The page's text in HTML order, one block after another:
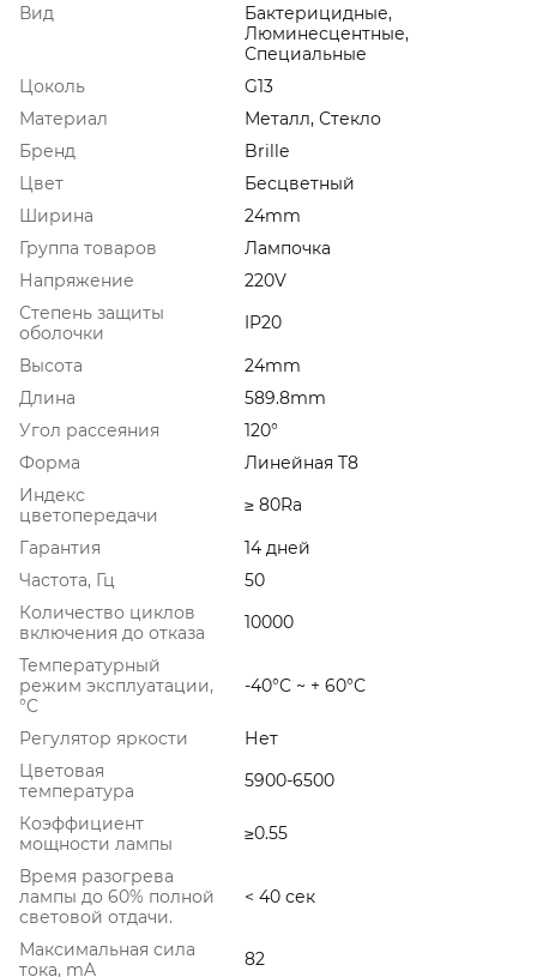
Вид
Бактерицидные,
Люминесцентные,
Специальные
Цоколь
G13
Материал
Металл, Стекло
Бренд
Brille
Цвет
Бесцветный
Ширина
24mm
Группа товаров
Лампочка
Напряжение
220V
Степень защиты
оболочки
IP20
Высота
24mm
Длина
589.8mm
Угол рассеяния
120°
Форма
Линейная T8
Индекс
цветопередачи
≥ 80Ra
Гарантия
14 дней
Частота, Гц
50
Количество циклов
включения до отказа
10000
Температурный
режим эксплуатации,
°C
-40°C ~ + 60°С
Регулятор яркости
Нет
Цветовая
температура
5900-6500
Коэффициент
мощности лампы
≥0.55
Время разогрева
лампы до 60% полной
световой отдачи.
< 40 сек
Максимальная сила
тока, mA
82